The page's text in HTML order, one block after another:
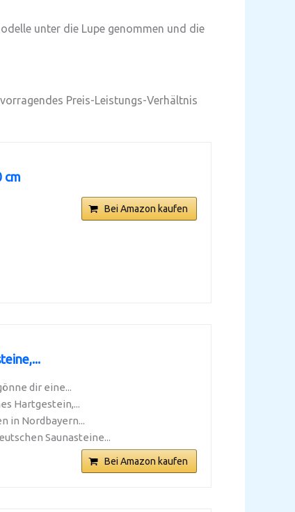
unter die Lupe genommen und die
Preis-Leistungs-Verhältnis
cm
Bei Amazon kaufen
dir eine...
Hartgestein,...
in Nordbayern...
Saunasteine...
Bei Amazon kaufen